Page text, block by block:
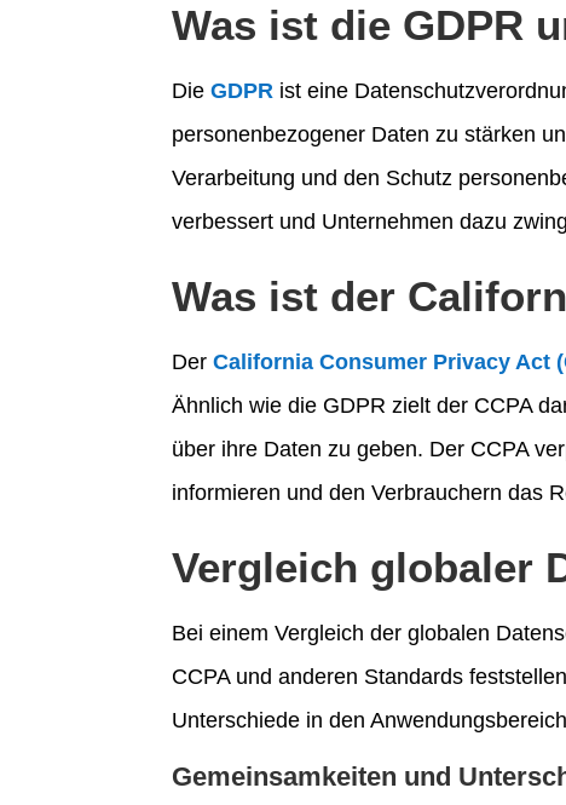
Was ist die GDPR
DieGDPR ist eine
personenbezogener Daten zu stärken
Verarbeitung und den Schutz
verbessert und Unternehmen dazu
Was ist der
DerCalifornia Consumer Privacy Act
Ähnlich wie die GDPR zielt der CCPA
über ihre Daten zu geben. Der CCPA
informieren und den Verbrauchern das
Vergleich globaler
Bei einem Vergleich der globalen
CCPA und anderen Standards
Unterschiede in den
Gemeinsamkeiten und